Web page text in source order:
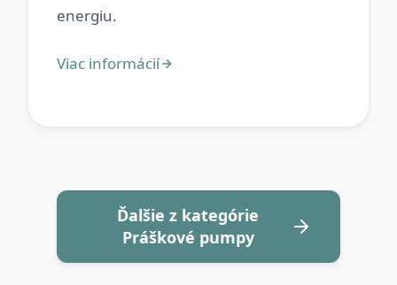
Ďalšie z kategórie
Práškové pumpy